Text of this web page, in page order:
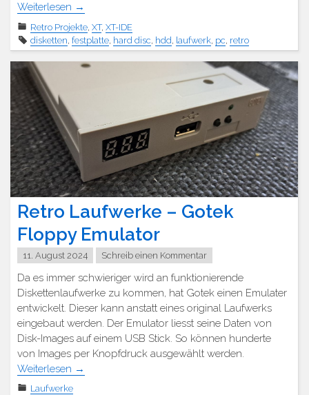
Weiterlesen →
Retro Projekte XT, XT-IDE
disketten festplatte hard disc hdd laufwerk pc retro
Retro Laufwerke – Gotek
Floppy Emulator
11. August 2024 Schreib einen Kommentar
Da es immer schwieriger wird an funktionierende
Diskettenlaufwerke zu kommen, hat Gotek einen Emulater
entwickelt. Dieser kann anstatt eines original Laufwerks
eingebaut werden. Der Emulator liesst seine Daten von
Disk-Images auf einem USB Stick. So können hunderte
von Images per Knopfdruck ausgewählt werden.
Weiterlesen →
Laufwerke